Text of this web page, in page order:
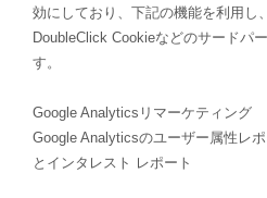
効にしており、下記の機能を利用し
DoubleClick Cookieなどのサードパ
す。
Google Analyticsリマーケティング
Google Analyticsのユーザー属性レ
とインタレスト レポート